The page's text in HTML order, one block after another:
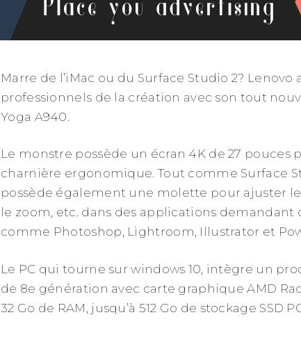
Marre de l’iMac ou du Surface Studio 2? Lenovo
professionnels de la création avec son tout
Yoga A940.
Le monstre possède un écran 4K de 27 pouces
charnière ergonomique. Tout comme Surface
possède également une molette pour ajuster
le zoom, etc. dans des applications demandant
comme Photoshop, Lightroom, Illustrator et
Le PC qui tourne sur windows 10, intègre un
de 8e génération avec carte graphique AMD
32 Go de RAM, jusqu’à 512 Go de stockage SSD